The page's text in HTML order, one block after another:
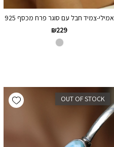
אמילי-צמיד חבל עם סוגר פרח מכסף 925
₪229
OUT OF STOCK